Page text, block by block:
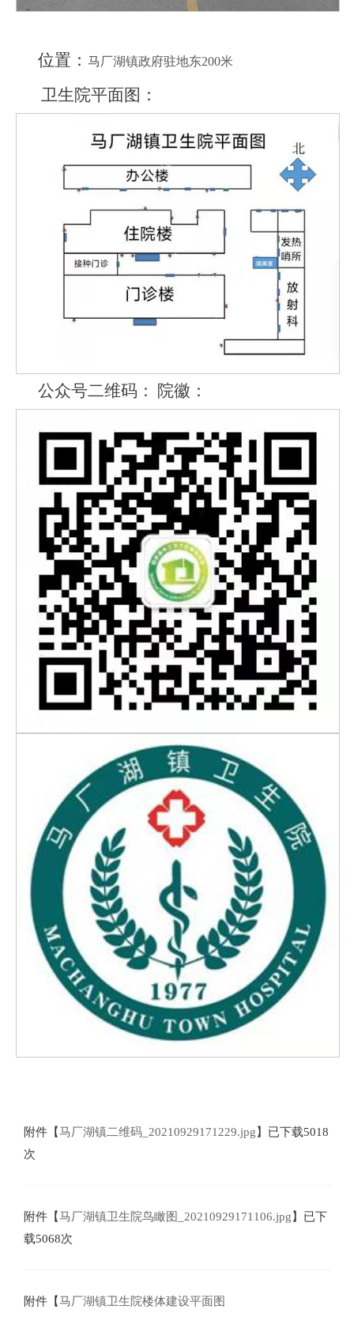
位置： 马厂湖镇政府驻地东200米
卫生院平面图：
公众号二维码： 院徽：
附件【马厂湖镇二维码_20210929171229.jpg 】已下载5018
次
附件【马厂湖镇卫生院鸟瞰图_20210929171106.jpg 】已下
载5068次
附件【马厂湖镇卫生院楼体建设平面图